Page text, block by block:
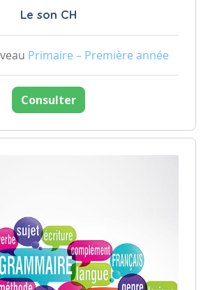
Le son CH
Primaire – Première année
Consulter